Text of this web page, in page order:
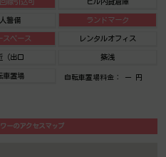
線引込可 ビル内貸倉庫
警備 ランドマーク
スペース レンタルオフィス
（出口 築浅
車置場 自転車置場料金： ー 円
ーのアクセスマップ